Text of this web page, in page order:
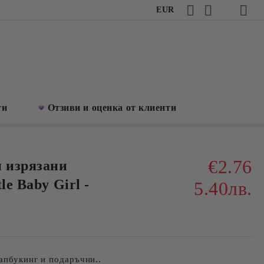
EUR
Отзиви и оценка от клиенти
изрязани
Baby Girl -
€2.76
5.40лв.
и подаръчни..